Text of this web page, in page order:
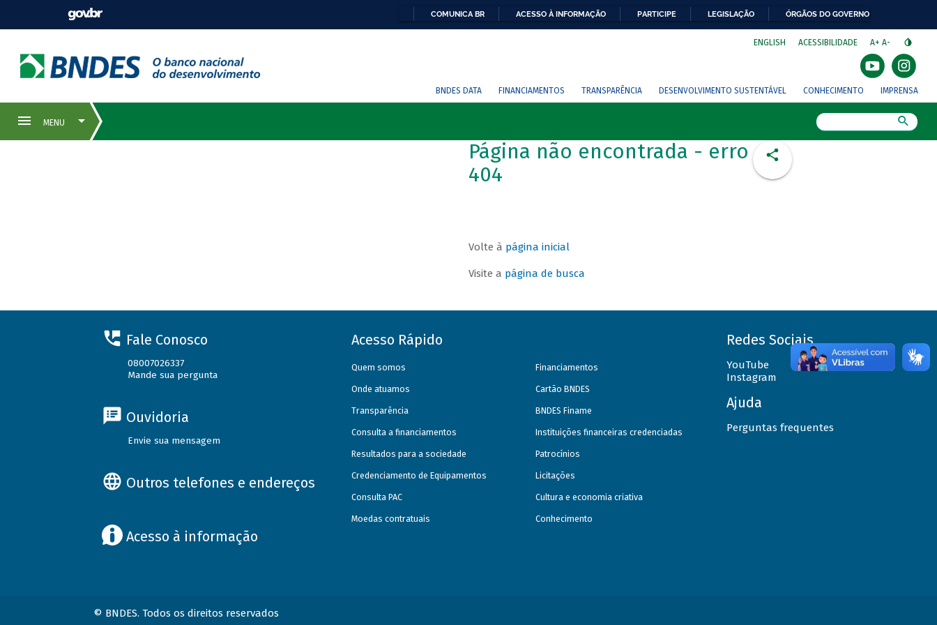
COMUNICA BR ACESSO À INFORMAÇÃO PARTICIPE LEGISLAÇÃO ÓRGÃOS DO GOVERNO
ENGLISH ACESSIBILIDADE A+ A-
BNDES DATA FINANCIAMENTOS TRANSPARÊNCIA DESENVOLVIMENTO SUSTENTÁVEL CONHECIMENTO IMPRENSA
Página não encontrada - erro
404
Volte à página inicial
Visite a página de busca
Fale Conosco
08007026337
Mande sua pergunta
Ouvidoria
Envie sua mensagem
Outros telefones e endereços
Acesso à informação
Acesso Rápido
Quem somos
Onde atuamos
Transparência
Consulta a financiamentos
Resultados para a sociedade
Credenciamento de Equipamentos
Consulta PAC
Moedas contratuais
Financiamentos
Cartão BNDES
BNDES Finame
Instituições financeiras credenciadas
Patrocínios
Licitações
Cultura e economia criativa
Conhecimento
Redes Sociais
YouTube
Instagram
Ajuda
Perguntas frequentes
© BNDES. Todos os direitos reservados